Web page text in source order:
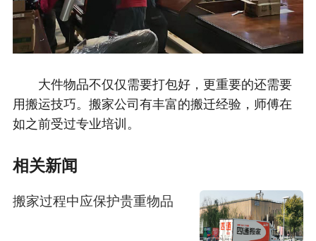
大件物品不仅仅需要打包好，更重要的还需要
用搬运技巧。搬家公司有丰富的搬迁经验，师傅在
如之前受过专业培训。
相关新闻
搬家过程中应保护贵重物品